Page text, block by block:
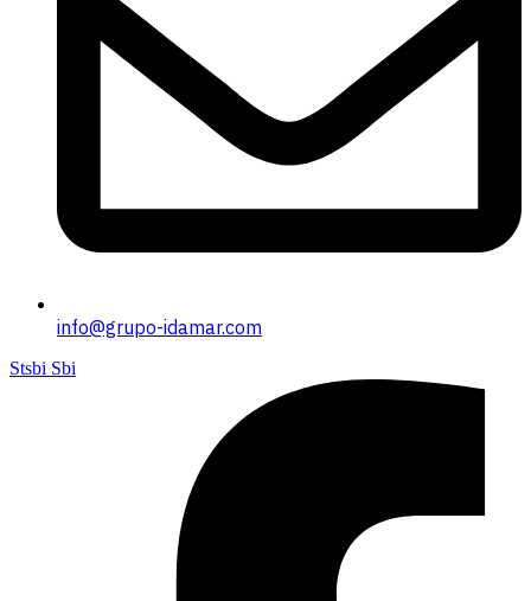
info@grupo-idamar.com
Stsbi Sbi